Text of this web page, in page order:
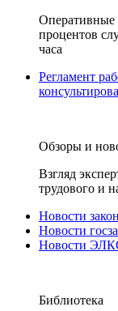
Оперативные
процентов
часа
Регламент
Обзоры и
Взгляд
трудового и
Новости
Новости
Новости
Библиотека